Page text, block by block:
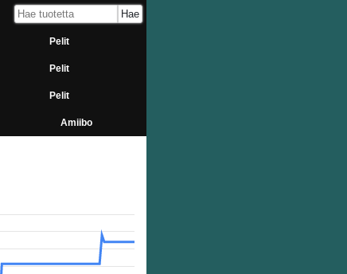
Pelit
Pelit
Pelit
Amiibo